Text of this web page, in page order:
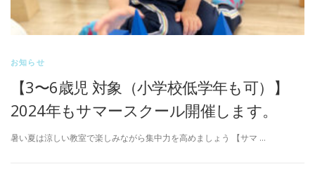
お知らせ
【3〜6歳児 対象（小学校低学年も可）】
2024年もサマースクール開催します。
暑い夏は涼しい教室で楽しみながら集中力を高めましょう 【サマ …